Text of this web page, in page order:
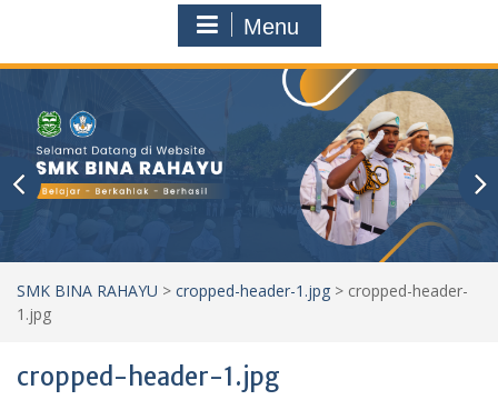
Menu
SMK BINA RAHAYU > cropped-header-1.jpg > cropped-header-
1.jpg
cropped-header-1.jpg